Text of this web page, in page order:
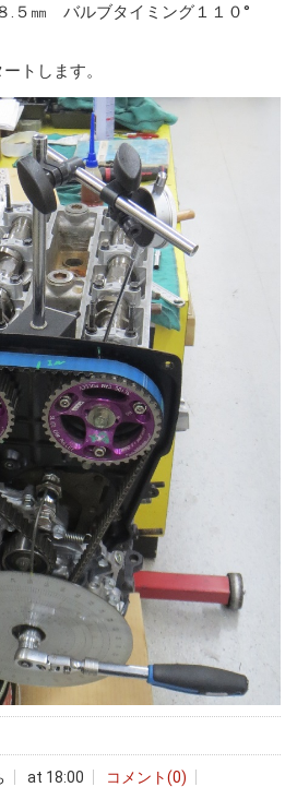
.５㎜ バルブタイミング１１０°
トします。
at 18:00 コメント(0)